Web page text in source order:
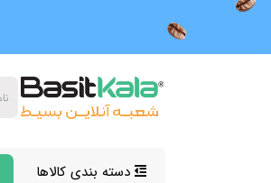
دسته بندی کالاها